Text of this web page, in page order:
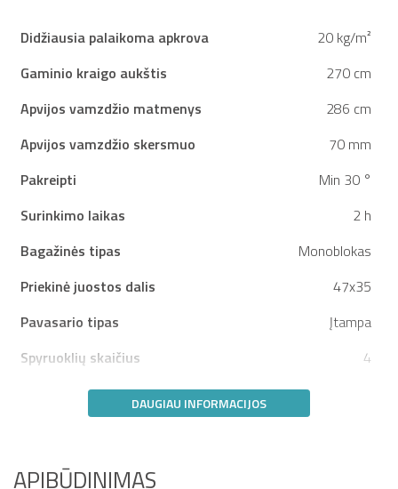
Didžiausia palaikoma apkrova
20 kg/m²
Gaminio kraigo aukštis
270 cm
Apvijos vamzdžio matmenys
286 cm
Apvijos vamzdžio skersmuo
70 mm
Pakreipti
Min 30 °
Surinkimo laikas
2 h
Bagažinės tipas
Monoblokas
Priekinė juostos dalis
47x35
Pavasario tipas
Įtampa
Spyruoklių skaičius
4
DAUGIAU INFORMACIJOS
APIBŪDINIMAS